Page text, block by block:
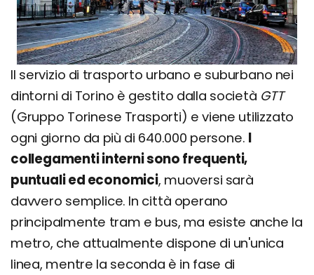
Il servizio di trasporto urbano e suburbano nei
dintorni di Torino è gestito dalla società GTT
(Gruppo Torinese Trasporti) e viene utilizzato
ogni giorno da più di 640.000 persone. I
collegamenti interni sono frequenti,
puntuali ed economici, muoversi sarà
davvero semplice. In città operano
principalmente tram e bus, ma esiste anche la
metro, che attualmente dispone di un'unica
linea, mentre la seconda è in fase di